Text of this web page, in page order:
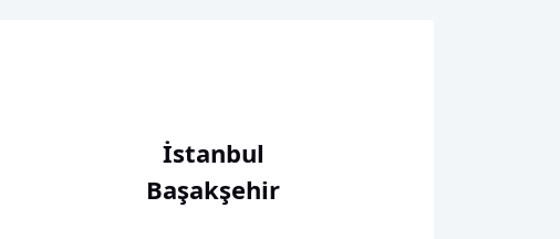
İstanbul
Başakşehir